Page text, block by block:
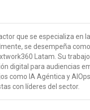
que se especializa en
se desempeña
Latam. Su
digital para audiencias
como IA Agéntica y
con líderes del sector.